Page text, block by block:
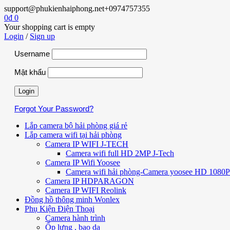
support@phukienhaiphong.net+0974757355
0₫ 0
Your shopping cart is empty
Login / Sign up
Username
Mật khẩu
Forgot Your Password?
Lắp camera bộ hải phòng giá rẻ
Lắp camera wifi tại hải phòng
Camera IP WIFI J-TECH
Camera wifi full HD 2MP J-Tech
Camera IP Wifi Yoosee
Camera wifi hải phòng-Camera yoosee HD
Camera IP HDPARAGON
Camera IP WIFI Reolink
Đồng hồ thông minh Wonlex
Phụ Kiện Điện Thoại
Camera hành trình
Ốp lưng , bao da